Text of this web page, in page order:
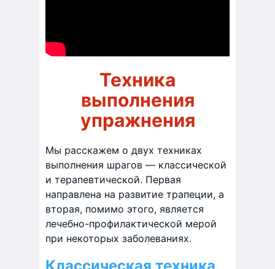
Техника
выполнения
упражнения
Мы расскажем о двух техниках
выполнения шрагов — классической
и терапевтической. Первая
направлена на развитие трапеции, а
вторая, помимо этого, является
лечебно-профилактической мерой
при некоторых заболеваниях.